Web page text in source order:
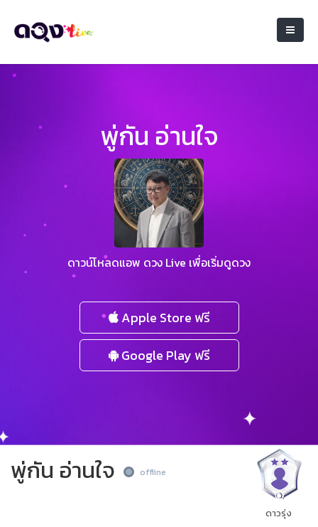
พู่กัน อ่านใจ
ดาวน์โหลดแอพ ดวง Live เพื่อเริ่มดูดวง
Apple Store ฟรี
Google Play ฟรี
พู่กัน อ่านใจ offline
ดาวรุ่ง